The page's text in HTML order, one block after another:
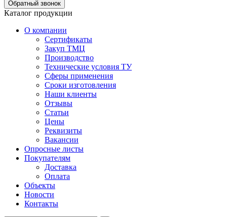
Каталог продукции
О компании
Сертификаты
Закуп ТМЦ
Производство
Технические условия ТУ
Сферы применения
Сроки изготовления
Наши клиенты
Отзывы
Статьи
Цены
Реквизиты
Вакансии
Опросные листы
Покупателям
Доставка
Оплата
Объекты
Новости
Контакты